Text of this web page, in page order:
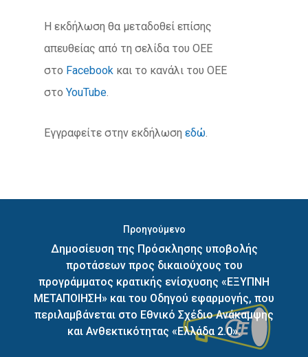
Η εκδήλωση θα μεταδοθεί επίσης
απευθείας από τη σελίδα του ΟΕΕ
στο Facebook και το κανάλι του ΟΕΕ
στο YouTube
Εγγραφείτε στην εκδήλωση εδώ
Προηγούμενο
Δημοσίευση της Πρόσκλησης υποβολής
προτάσεων προς δικαιούχους του
προγράμματος κρατικής ενίσχυσης «ΕΞΥΠΝΗ
ΜΕΤΑΠΟΙΗΣΗ» και του Οδηγού εφαρμογής, που
περιλαμβάνεται στο Εθνικό Σχέδιο Ανάκαμψης
και Ανθεκτικότητας «Ελλάδα 2.0».